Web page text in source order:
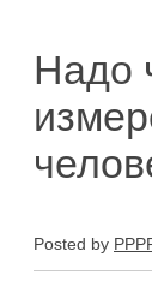
Надо
Posted by